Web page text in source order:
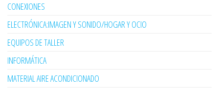
CONEXIONES
ELECTRÓNICA:IMAGEN Y SONIDO/HOGAR Y OCIO
EQUIPOS DE TALLER
INFORMÁTICA
MATERIAL AIRE ACONDICIONADO